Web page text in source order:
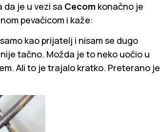
da je u vezi sa Cecom konačno je
pevačicom i kaže:
kao prijatelj i nisam se dugo
tačno. Možda je to neko uočio u
Ali to je trajalo kratko. Preterano je